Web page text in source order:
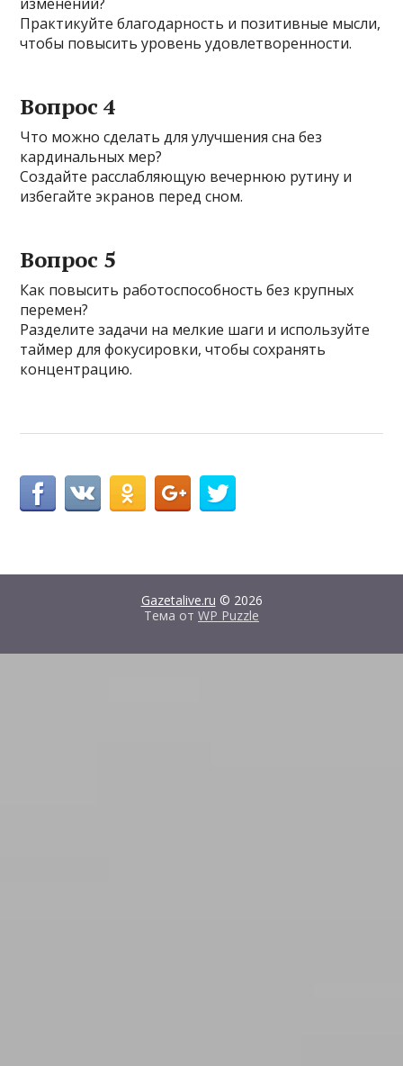
Практикуйте благодарность и позитивные мысли,
чтобы повысить уровень удовлетворенности.
Вопрос 4
Что можно сделать для улучшения сна без
кардинальных мер?
Создайте расслабляющую вечернюю рутину и
избегайте экранов перед сном.
Вопрос 5
Как повысить работоспособность без крупных
перемен?
Разделите задачи на мелкие шаги и используйте
таймер для фокусировки, чтобы сохранять
концентрацию.
Gazetalive.ru © 2026
Тема от WP Puzzle